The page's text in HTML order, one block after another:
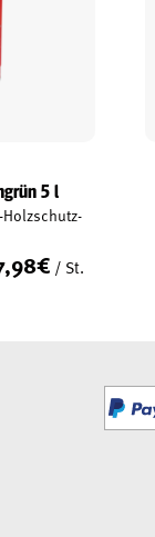
5 l
€ / St.